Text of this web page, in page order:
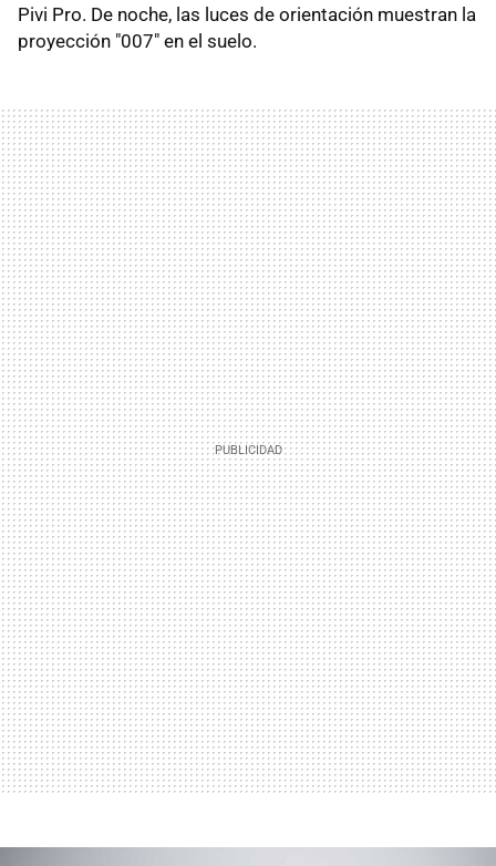
Pivi Pro. De noche, las luces de orientación muestran la
proyección "007" en el suelo.